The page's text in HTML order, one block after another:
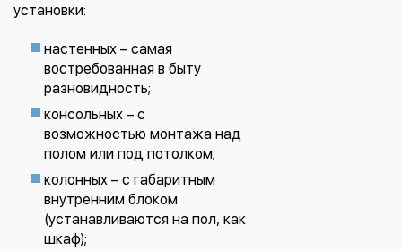
установки:
настенных – самая
востребованная в быту
разновидность;
консольных – с
возможностью монтажа над
полом или под потолком;
колонных – с габаритным
внутренним блоком
(устанавливаются на пол, как
шкаф);